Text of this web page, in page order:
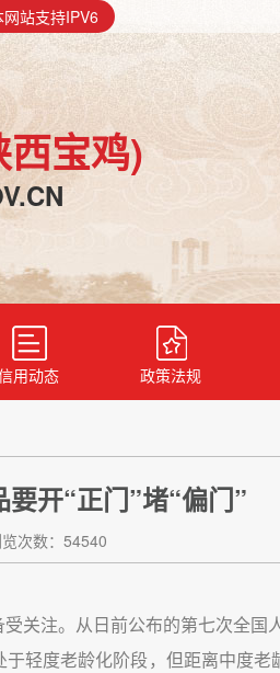
网站支持IPV6
宝鸡)
用动态 政策法规
要开“正门”堵“偏门”
次数：54540
受关注。从日前公布的第七次全
轻度老龄化阶段，但距离中度